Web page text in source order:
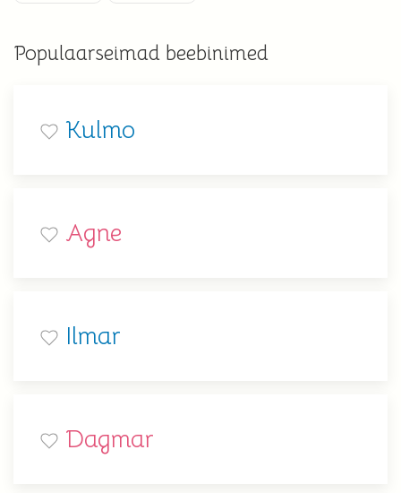
Populaarseimad beebinimed
Kulmo
Agne
Ilmar
Dagmar